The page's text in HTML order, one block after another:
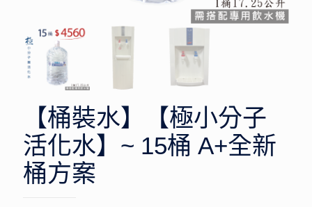
【桶裝水】【極小分子
活化水】~ 15桶 A+全新
桶方案